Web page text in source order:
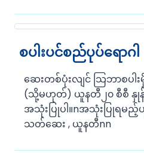
စပါးပင်စည်ပုပ်ရောဂါ
ဆေးတစ်ပုံးလျင် သြဘာစပ
(သို့မဟုတ်) ယူနတီ၂၀ စီစီ နှုန်
အသုံးပြုပါ။nအသုံးပြုရမည့်ပ
သတ်ဆေး , ယူနတီnn